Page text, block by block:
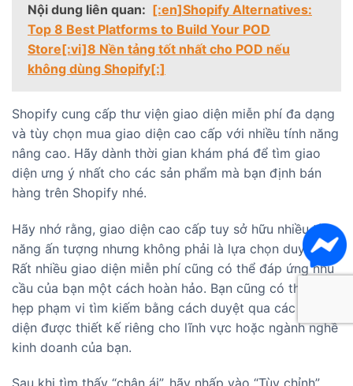
Nội dung liên quan: [:en]Shopify Alternatives:
Top 8 Best Platforms to Build Your POD
Store[:vi]8 Nền tảng tốt nhất cho POD nếu
không dùng Shopify[:]
Shopify cung cấp thư viện giao diện miễn phí đa dạng
và tùy chọn mua giao diện cao cấp với nhiều tính năng
nâng cao. Hãy dành thời gian khám phá để tìm giao
diện ưng ý nhất cho các sản phẩm mà bạn định bán
hàng trên Shopify nhé.
Hãy nhớ rằng, giao diện cao cấp tuy sở hữu nhiều tính
năng ấn tượng nhưng không phải là lựa chọn duy nhất.
Rất nhiều giao diện miễn phí cũng có thể đáp ứng nhu
cầu của bạn một cách hoàn hảo. Bạn cũng có thể thu
hẹp phạm vi tìm kiếm bằng cách duyệt qua các giao
diện được thiết kế riêng cho lĩnh vực hoặc ngành nghề
kinh doanh của bạn.